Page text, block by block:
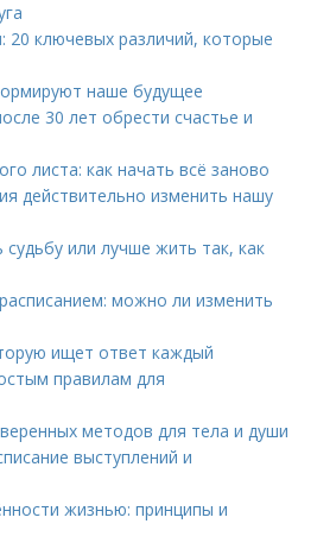
ключевых различий, которые
наше будущее
30 лет обрести счастье и
листа: как начать всё заново
действительно изменить нашу
или лучше жить так, как
можно ли изменить
ищет ответ каждый
правилам для
методов для тела и души
выступлений и
жизнью: принципы и